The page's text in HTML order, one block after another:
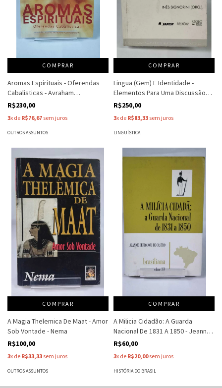
COMPRAR
Aromas Espirituais - Oferendas
Cabalisticas - Avraham
Chachamovits
R$230,00
3x de R$76,67 sem juros
OUTROS ASSUNTOS
COMPRAR
Lingua (Gem) E Identidade -
Elementos Para Uma Discussão
No Campo Aplicado - Org. - Ines
R$250,00
3x de R$83,33 sem juros
LINGUÍSTICA
COMPRAR
A Magia Thelemica De Maat - Amor
Sob Vontade - Nema
R$100,00
3x de R$33,33 sem juros
OUTROS ASSUNTOS
COMPRAR
A Milicia Cidadão: A Guarda
Nacional De 1831 A 1850 - Jeanne
Berrance De Castro
R$60,00
3x de R$20,00sem juros
HISTÓRIA DO BRASIL